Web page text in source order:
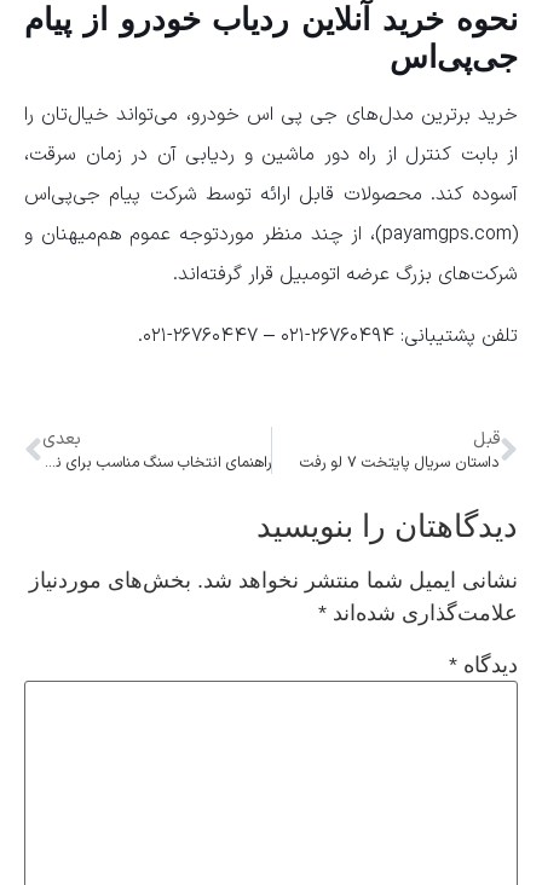
نحوه خرید آنلاین ردیاب خودرو از پیام
جی‌پی‌اس
خرید برترین مدل‌های جی پی اس خودرو، می‌تواند خیال‌تان را
از بابت کنترل از راه دور ماشین و ردیابی آن در زمان سرقت،
آسوده کند. محصولات قابل ارائه توسط شرکت پیام جی‌پی‌اس
(payamgps.com)، از چند منظر موردتوجه عموم هم‌میهنان و
شرکت‌های بزرگ عرضه اتومبیل قرار گرفته‌اند.
تلفن پشتیبانی: ۲۶۷۶۰۴۹۴-۰۲۱ – ۲۶۷۶۰۴۴۷-۰۲۱.
قبل
داستان سریال پایتخت ۷ لو رفت
بعدی
راهنمای انتخاب سنگ مناسب برای نمای ساختمان
دیدگاهتان را بنویسید
نشانی ایمیل شما منتشر نخواهد شد. بخش‌های موردنیاز
علامت‌گذاری شده‌اند *
دیدگاه *